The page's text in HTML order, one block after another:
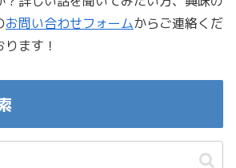
お問い合わせフォームからご連絡くだ
ます！